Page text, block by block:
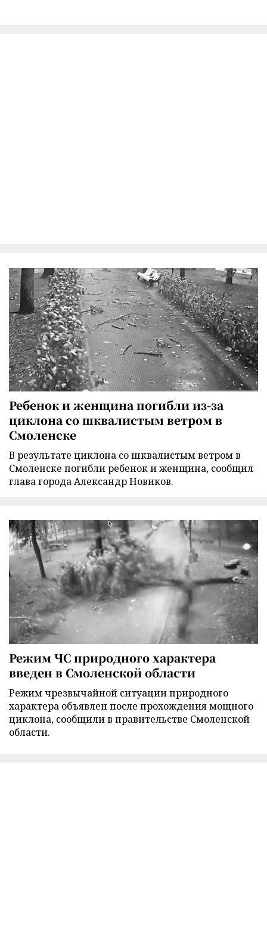
Ребенок и женщина погибли из-за
циклона со шквалистым ветром в
Смоленске
В результате циклона со шквалистым ветром в
Смоленске погибли ребенок и женщина, сообщил
глава города Александр Новиков.
Режим ЧС природного характера
введен в Смоленской области
Режим чрезвычайной ситуации природного
характера объявлен после прохождения мощного
циклона, сообщили в правительстве Смоленской
области.